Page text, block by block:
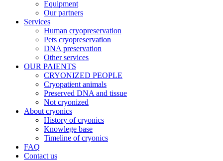
Equipment
Our partners
Services
Human cryopreservation
Pets cryopreservation
DNA preservation
Other services
OUR PAIENTS
CRYONIZED PEOPLE
Cryopatient animals
Preserved DNA and tissue
Not cryonized
About cryonics
History of cryonics
Knowlege base
Timeline of cryonics
FAQ
Contact us